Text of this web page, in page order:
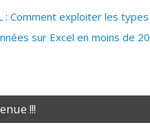
: Comment exploiter les types
sur Excel en moins de 20
!!!